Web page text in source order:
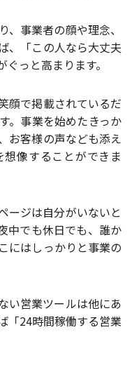
事業者の顔や理念、
、「この人なら大丈夫
っと高まります。
顔で掲載されているだ
。事業を始めたきっか
お客様の声なども添え
像することができま
ージは自分がいないと
中でも休日でも、誰か
にはしっかりと事業の
い営業ツールは他にあ
「24時間稼働する営業